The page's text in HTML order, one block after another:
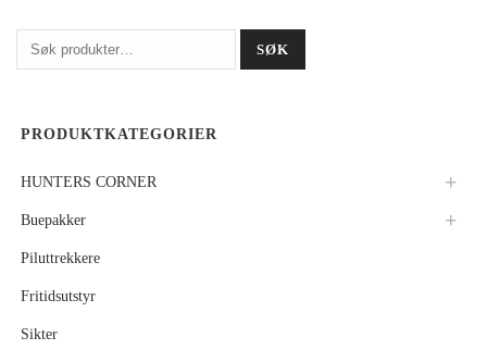
Søk
etter:
SØK
PRODUKTKATEGORIER
HUNTERS CORNER
Buepakker
Piluttrekkere
Fritidsutstyr
Sikter